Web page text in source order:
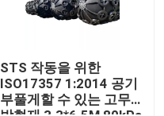
STS 작동을 위한
ISO17357 1:2014 공기
부풀게할 수 있는 고무